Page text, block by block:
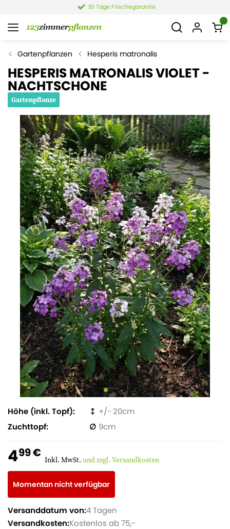
30 Tage Frischegarantie
Gartenpflanzen Hesperis matronalis
HESPERIS MATRONALIS VIOLET -
NACHTSCHONE
Gartenpflanze
Höhe (inkl. Topf)
20
Zuchttopf
9
499 € Inkl. MwSt. und zzgl. Versandkosten
Momentan nicht verfügbar
Versanddatum von:4 Tagen
Versandkosten:Kostenlos ab 75,-